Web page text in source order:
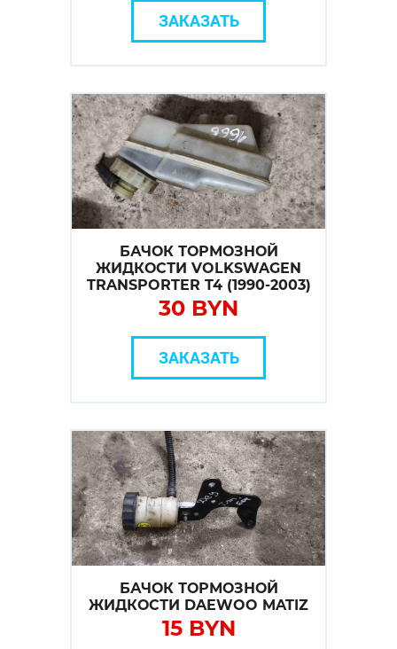
ЗАКАЗАТЬ
БАЧОК ТОРМОЗНОЙ
ЖИДКОСТИ VOLKSWAGEN
TRANSPORTER T4 (1990-2003)
30 BYN
ЗАКАЗАТЬ
БАЧОК ТОРМОЗНОЙ
ЖИДКОСТИ DAEWOO MATIZ
15 BYN